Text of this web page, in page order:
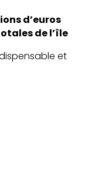
d’euros
de l’île
et